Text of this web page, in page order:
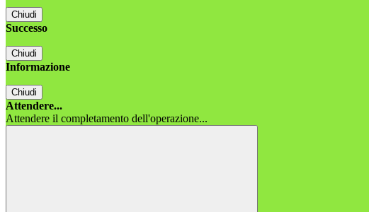
Chiudi
Successo
Chiudi
Informazione
Chiudi
Attendere...
Attendere il completamento dell'operazione...